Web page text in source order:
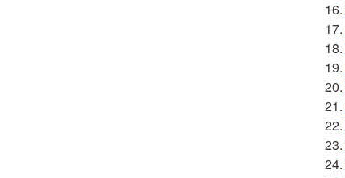
16.
17.
18.
19.
20.
21.
22.
23.
24.